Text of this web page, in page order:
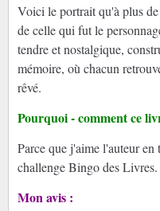
Voici le portrait qu'à plus
de celle qui fut le
tendre et nostalgique,
mémoire, où chacun
rêvé.
Pourquoi - comment ce
Parce que j'aime l'auteur
challenge Bingo des Livres.
Mon avis :